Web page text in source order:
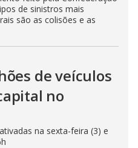
de sinistros mais
são as colisões e as
de veículos
no
na sexta-feira (3) e